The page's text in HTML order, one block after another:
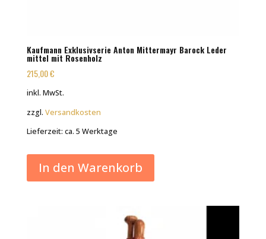
Kaufmann Exklusivserie Anton Mittermayr Barock Leder
mittel mit Rosenholz
215,00€
inkl. MwSt.
zzgl. Versandkosten
Lieferzeit: ca. 5 Werktage
In den Warenkorb